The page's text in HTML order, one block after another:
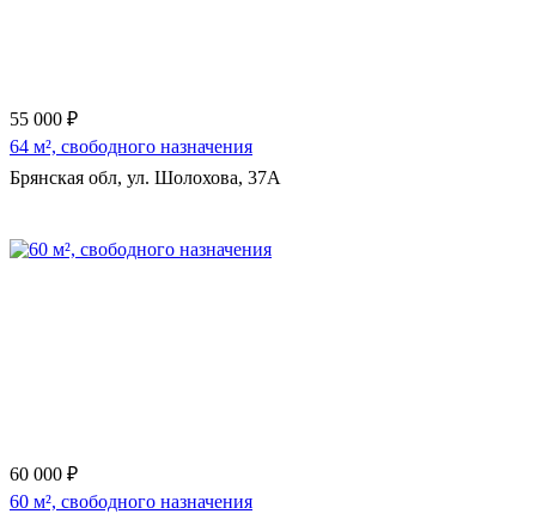
55 000 ₽
64 м², свободного назначения
Брянская обл, ул. Шолохова, 37А
60 000 ₽
60 м², свободного назначения